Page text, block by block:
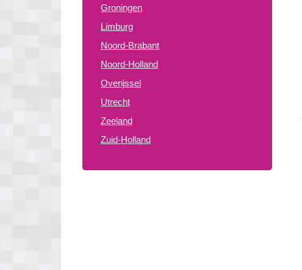
Groningen
Limburg
Noord-Brabant
Noord-Holland
Overijssel
Utrecht
Zeeland
Zuid-Holland